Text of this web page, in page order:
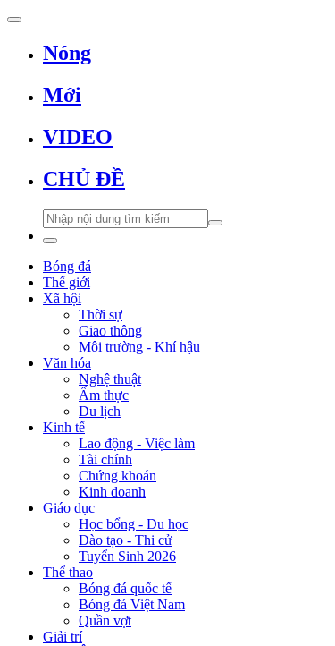
Nóng
Mới
VIDEO
CHỦ ĐỀ
Bóng đá
Thế giới
Xã hội
Thời sự
Giao thông
Môi trường - Khí hậu
Văn hóa
Nghệ thuật
Ẩm thực
Du lịch
Kinh tế
Lao động - Việc làm
Tài chính
Chứng khoán
Kinh doanh
Giáo dục
Học bổng - Du học
Đào tạo - Thi cử
Tuyển Sinh 2026
Thể thao
Bóng đá quốc tế
Bóng đá Việt Nam
Quần vợt
Giải trí